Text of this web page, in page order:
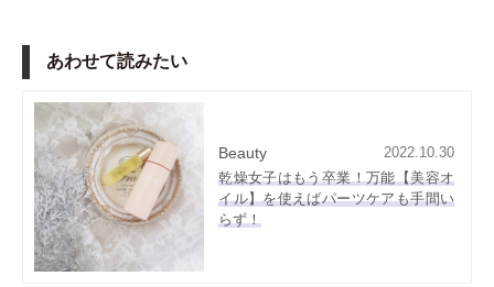
あわせて読みたい
Beauty
2022.10.30
乾燥女子はもう卒業！万能【美容オ
イル】を使えばパーツケアも手間い
らず！